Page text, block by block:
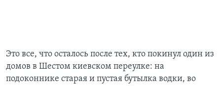
Это все, что осталось после тех, кто покинул один из
домов в Шестом киевском переулке: на
подоконнике старая и пустая бутылка водки, во